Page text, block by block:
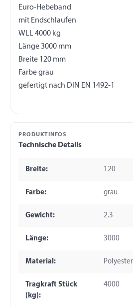
Euro-Hebeband
mit Endschlaufen
WLL 4000 kg
Länge 3000 mm
Breite 120 mm
Farbe grau
PRODUKTINFOS
Technische Details
Breite: 120
Farbe: grau
Gewicht: 2.3
Länge: 3000
Material: Polyester
Tragkraft Stück
(kg):
4000